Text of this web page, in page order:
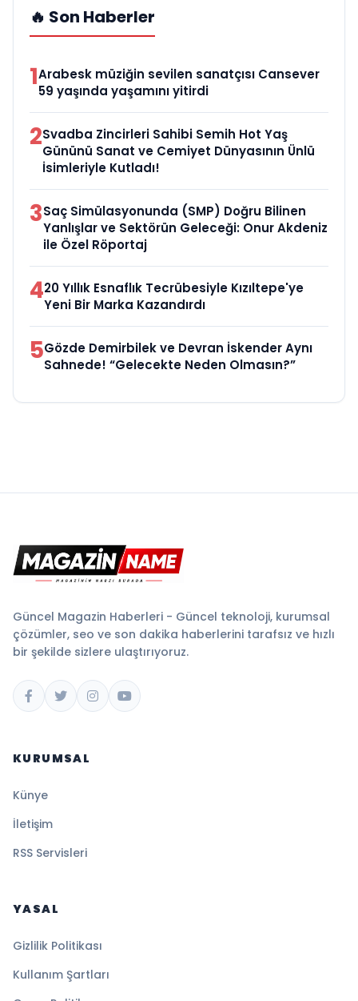
🔥 Son Haberler
1Arabesk müziğin sevilen sanatçısı Cansever
59 yaşında yaşamını yitirdi
2Svadba Zincirleri Sahibi Semih Hot Yaş
Gününü Sanat ve Cemiyet Dünyasının Ünlü
İsimleriyle Kutladı!
3Saç Simülasyonunda (SMP) Doğru Bilinen
Yanlışlar ve Sektörün Geleceği: Onur Akdeniz
ile Özel Röportaj
420 Yıllık Esnaflık Tecrübesiyle Kızıltepe'ye
Yeni Bir Marka Kazandırdı
5Gözde Demirbilek ve Devran İskender Aynı
Sahnede! “Gelecekte Neden Olmasın?”
Güncel Magazin Haberleri - Güncel teknoloji, kurumsal
çözümler, seo ve son dakika haberlerini tarafsız ve hızlı
bir şekilde sizlere ulaştırıyoruz.
KURUMSAL
Künye
İletişim
RSS Servisleri
YASAL
Gizlilik Politikası
Kullanım Şartları